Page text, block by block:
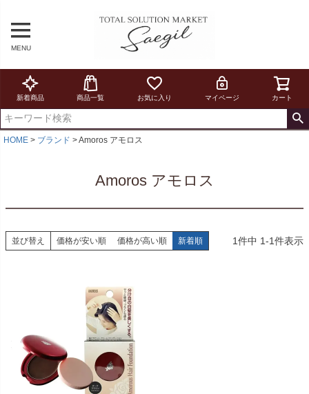
MENU
新着商品 商品一覧 お気に入り マイページ カート
HOME ブランド Amoros アモロス
Amoros アモロス
並び替え 価格が安い順 価格が高い順 新着順 1件中 1-1件表示